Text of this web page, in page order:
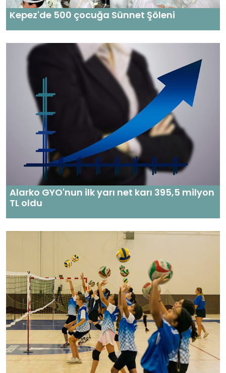
Kepez'de 500 çocuğa Sünnet Şöleni
Alarko GYO'nun ilk yarı net karı 395,5 milyon
TL oldu